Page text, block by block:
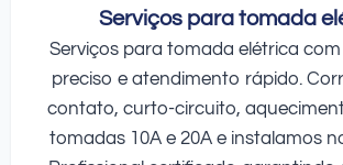
Serviços para tomada
Serviços para tomada elétrica
preciso e atendimento rápido.
contato, curto-circuito,
tomadas 10A e 20A e instalamos